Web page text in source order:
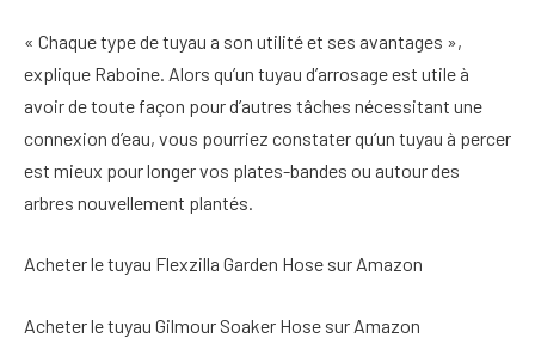
« Chaque type de tuyau a son utilité et ses avantages »,
explique Raboine. Alors qu’un tuyau d’arrosage est utile à
avoir de toute façon pour d’autres tâches nécessitant une
connexion d’eau, vous pourriez constater qu’un tuyau à percer
est mieux pour longer vos plates-bandes ou autour des
arbres nouvellement plantés.
Acheter le tuyau Flexzilla Garden Hose sur Amazon
Acheter le tuyau Gilmour Soaker Hose sur Amazon